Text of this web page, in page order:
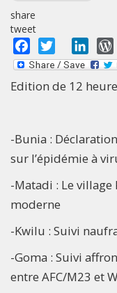
share
tweet
Facebook
Twitter
Edition de 12
-Bunia :
sur l’épidémie à
-Matadi : Le
moderne
-Kwilu : Suivi
-Goma : Suivi
entre AFC/M23 et